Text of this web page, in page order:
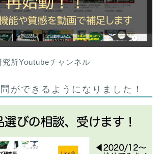
究所Youtubeチャンネル
ができるようになりました！